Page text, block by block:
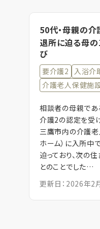
50代・母親の
退所に迫る母
び
要介護2
入浴介
介護老人保健施
相談者の母親であ
介護2の認定を受
三鷹市内の介護老
ホーム）に入所中
迫っており、次の
とのことでした…
更新日：2026年2